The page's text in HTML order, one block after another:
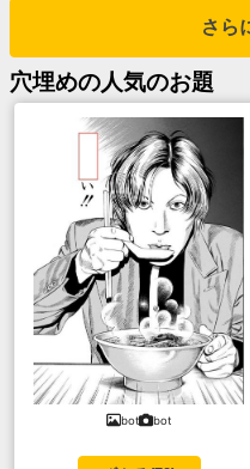
さら
穴埋めの人気のお題
bot bot